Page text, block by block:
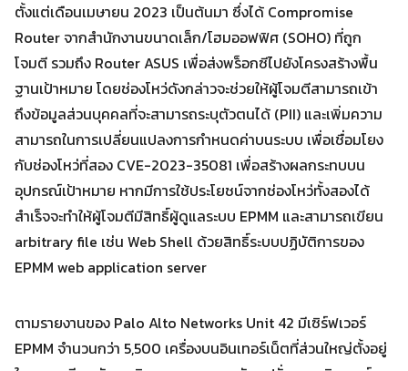
Search
for:
Search
ตั้งแต่เดือนเมษายน 2023 เป็นต้นมา ซึ่งได้ Compromise
Router จากสำนักงานขนาดเล็ก/โฮมออฟฟิศ (SOHO) ที่ถูก
โจมตี รวมถึง Router ASUS เพื่อส่งพร็อกซีไปยังโครงสร้างพื้น
ฐานเป้าหมาย โดยช่องโหว่ดังกล่าวจะช่วยให้ผู้โจมตีสามารถเข้า
ถึงข้อมูลส่วนบุคคลที่จะสามารถระบุตัวตนได้ (PII) และเพิ่มความ
สามารถในการเปลี่ยนแปลงการกำหนดค่าบนระบบ เพื่อเชื่อมโยง
กับช่องโหว่ที่สอง CVE-2023-35081 เพื่อสร้างผลกระทบบน
อุปกรณ์เป้าหมาย หากมีการใช้ประโยชน์จากช่องโหว่ทั้งสองได้
สำเร็จจะทำให้ผู้โจมตีมีสิทธิ์ผู้ดูแลระบบ EPMM และสามารถเขียน
arbitrary file เช่น Web Shell ด้วยสิทธิ์ระบบปฏิบัติการของ
EPMM web application server
ตามรายงานของ Palo Alto Networks Unit 42 มีเซิร์ฟเวอร์
EPMM จำนวนกว่า 5,500 เครื่องบนอินเทอร์เน็ตที่ส่วนใหญ่ตั้งอยู่